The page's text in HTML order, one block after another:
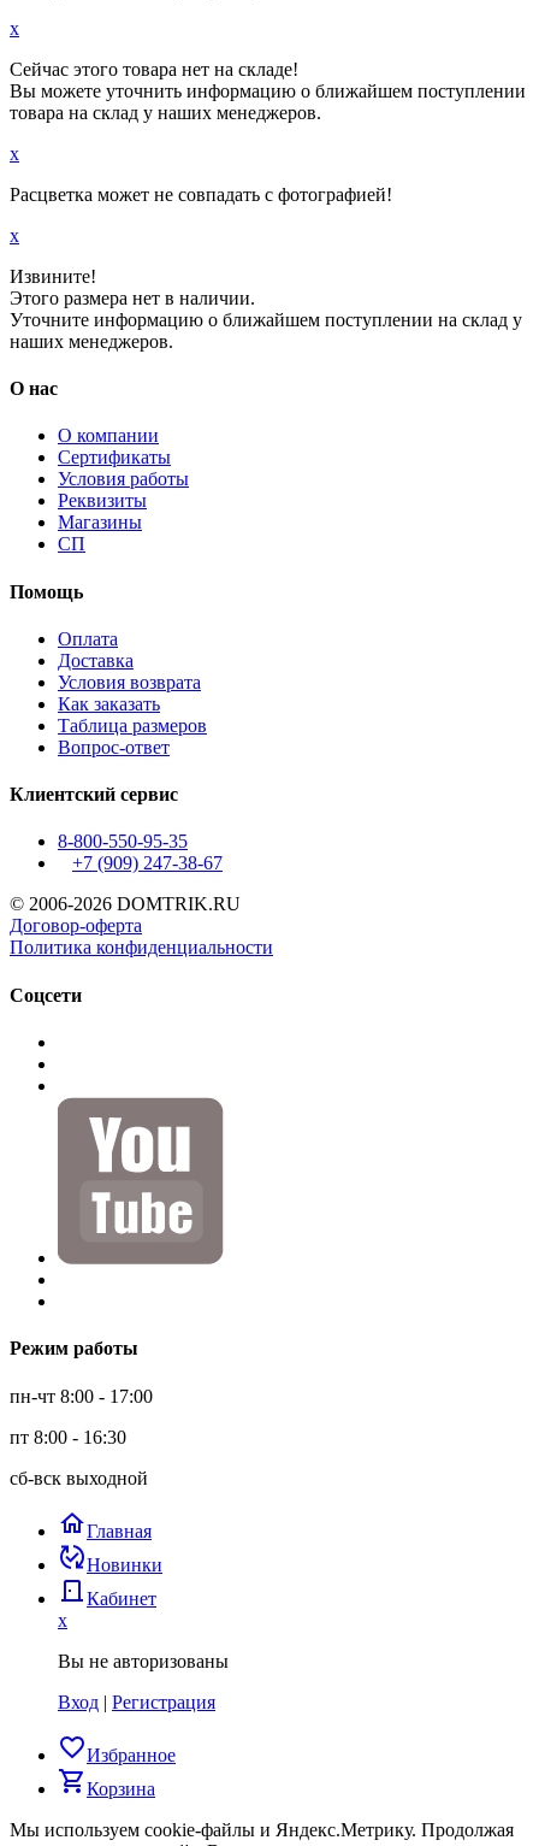
x
Сейчас этого товара нет на складе!
Вы можете уточнить информацию о ближайшем поступлении
товара на склад у наших менеджеров.
x
Расцветка может не совпадать с фотографией!
x
Извините!
Этого размера нет в наличии.
Уточните информацию о ближайшем поступлении на склад у
наших менеджеров.
О нас
О компании
Сертификаты
Условия работы
Реквизиты
Магазины
СП
Помощь
Оплата
Доставка
Условия возврата
Как заказать
Таблица размеров
Вопрос-ответ
Клиентский сервис
8-800-550-95-35
+7 (909) 247-38-67
© 2006-2026 DOMTRIK.RU
Договор-оферта
Политика конфиденциальности
Соцсети
Режим работы
пн-чт 8:00 - 17:00
пт 8:00 - 16:30
сб-вск выходной
homeГлавная
published_with_changesНовинки
door_back Кабинет
x
Вы не авторизованы
Вход | Регистрация
favorite_borderИзбранное
shopping_cartКорзина
Мы используем cookie-файлы и Яндекс.Метрику. Продолжая